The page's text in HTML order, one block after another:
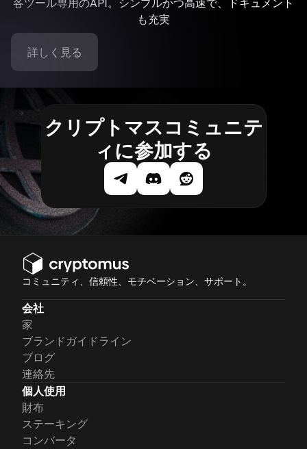
各ツール専用のAPI。シンプルかつ高速で、ドキュメント
も充実
詳しく見る
クリプトマスコミュニテ
ィに参加する
コミュニティ、信頼性、モチベーション、サポート。
会社
家
ブランドガイドライン
ブログ
連絡先
個人使用
財布
ステーキング
コンバータ